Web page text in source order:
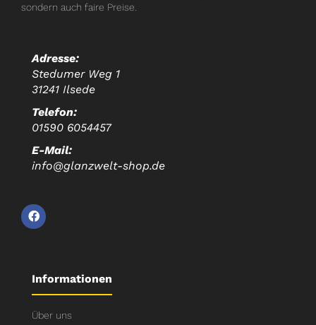
sondern auch faire Preise.
Adresse:
Stedumer Weg 1
31241 Ilsede
Telefon:
01590 6054457
E-Mail:
info@glanzwelt-shop.de
Informationen
Über uns